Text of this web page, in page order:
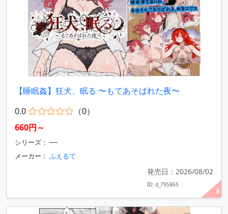
6
【睡眠姦】狂犬、眠る 〜もてあそばれた夜〜
0.0
（0）
660円～
シリーズ： ----
メーカー： ふえるて
発売日：2026/08/02
ID: d_795865